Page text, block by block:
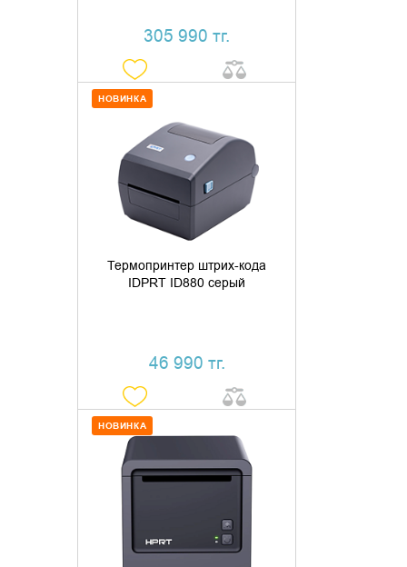
305 990 тг.
Термопринтер штрих-кода
IDPRT ID880 серый
46 990 тг.
НОВИНКА
ДОБАВИТЬ В КОРЗИНУ
КУПИТЬ В 1 КЛИК
НОВИНКА
ДОБАВИТЬ В КОРЗИНУ